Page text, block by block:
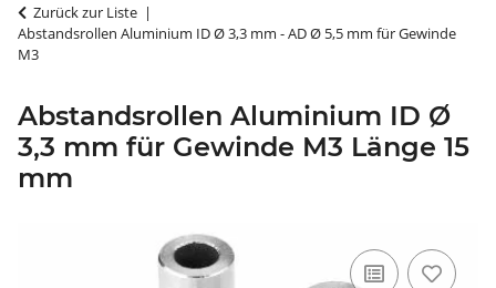
Zurück zur Liste
Abstandsrollen Aluminium ID Ø 3,3 mm - AD Ø 5,5 mm für Gewinde
M3
Abstandsrollen Aluminium ID Ø
3,3 mm für Gewinde M3 Länge 15
mm